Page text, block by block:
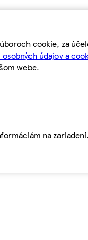
cookie, za
údajov a
webe.
na